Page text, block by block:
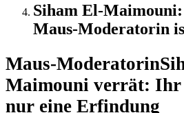
Siham El-
Maus-Moderatorin
Maus-Moderatorin
Maimouni verrät: Ihr
nur eine Erfindung